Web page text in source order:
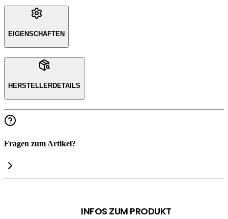
EIGENSCHAFTEN
HERSTELLERDETAILS
Fragen zum Artikel?
INFOS ZUM PRODUKT